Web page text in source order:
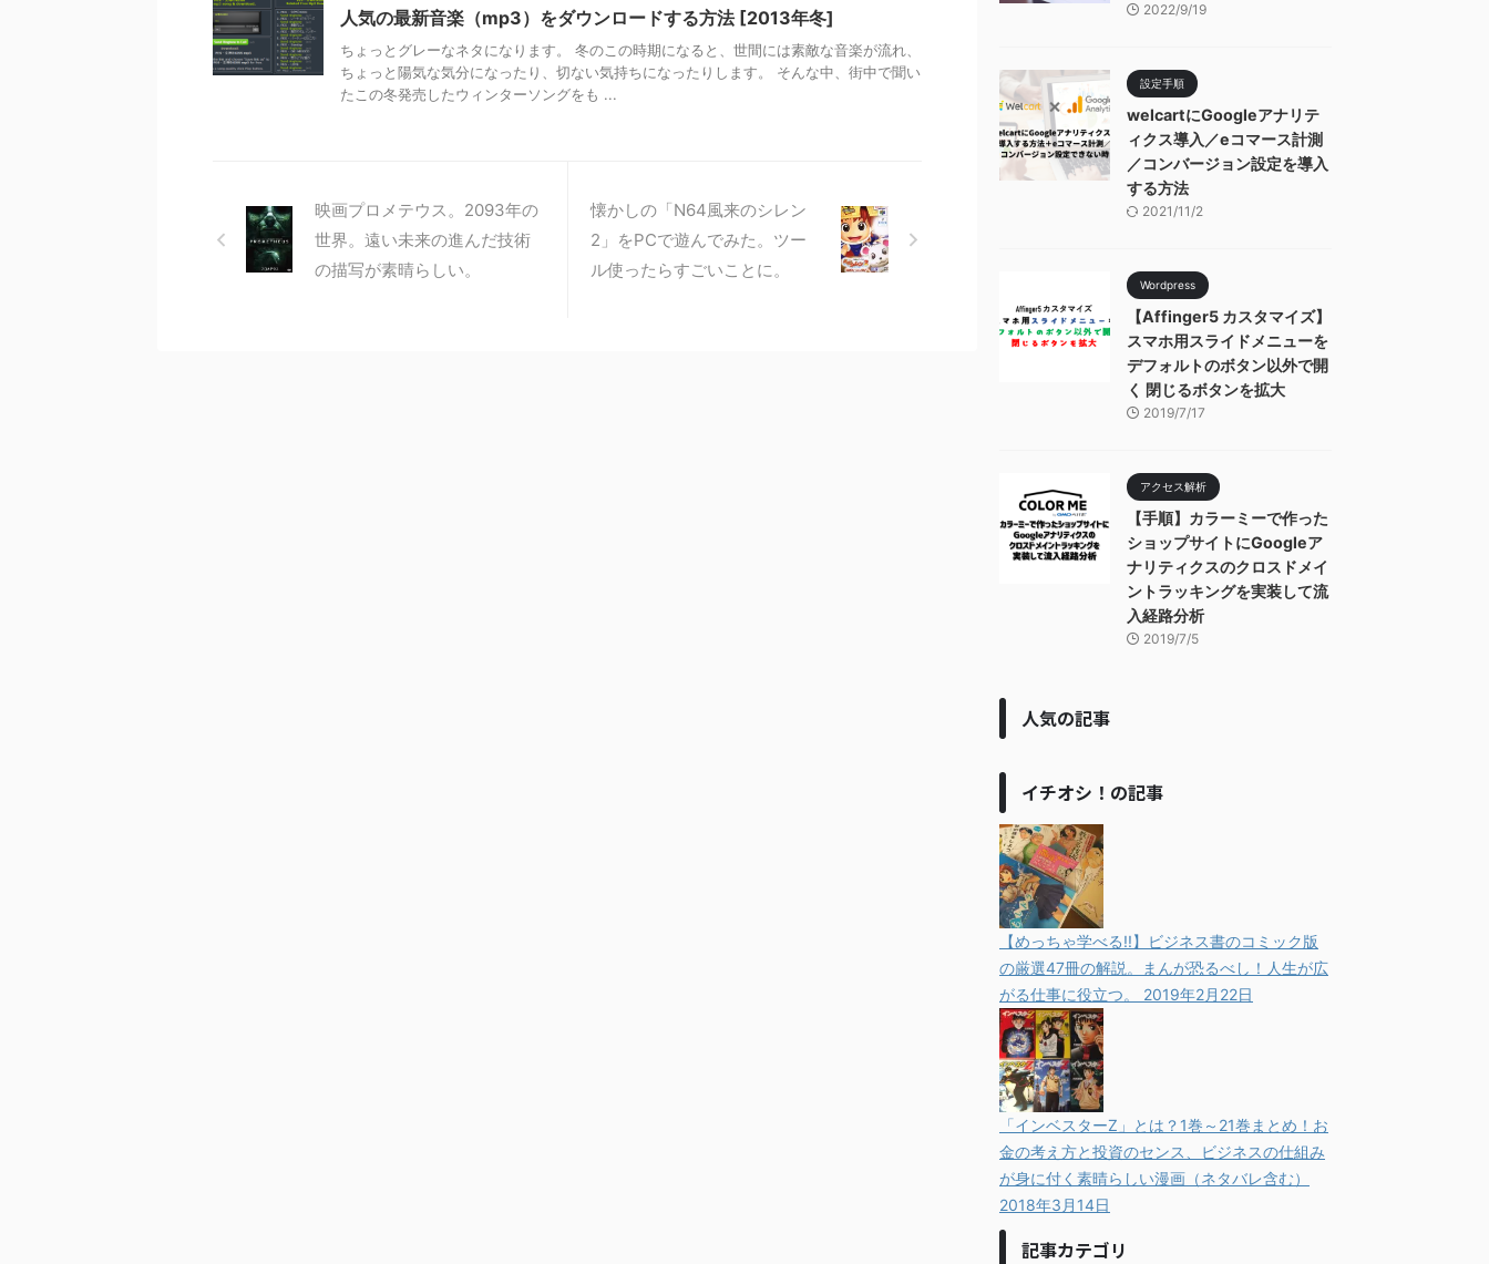
人気の最新音楽（mp3）をダウンロードする方法 [2013年冬]
ちょっとグレーなネタになります。 冬のこの時期になると、世間には素敵な音楽が流れ、
ちょっと陽気な気分になったり、切ない気持ちになったりします。 そんな中、街中で聞い
たこの冬発売したウィンターソングをも ...
映画プロメテウス。2093年の
世界。遠い未来の進んだ技術
の描写が素晴らしい。
懐かしの「N64風来のシレン
2」をPCで遊んでみた。ツー
ル使ったらすごいことに。
2022/9/19
設定手順
welcartにGoogleアナリテ
ィクス導入／eコマース計測
／コンバージョン設定を導入
する方法
2021/11/2
Wordpress
【Affinger5 カスタマイズ】
スマホ用スライドメニューを
デフォルトのボタン以外で開
く 閉じるボタンを拡大
2019/7/17
アクセス解析
【手順】カラーミーで作った
ショップサイトにGoogleア
ナリティクスのクロスドメイ
ントラッキングを実装して流
入経路分析
2019/7/5
人気の記事
イチオシ！の記事
【めっちゃ学べる!!】ビジネス書のコミック版
の厳選47冊の解説。まんが恐るべし！人生が広
がる仕事に役立つ。 2019年2月22日
「インベスターZ」とは？1巻～21巻まとめ！お
金の考え方と投資のセンス、ビジネスの仕組み
が身に付く素晴らしい漫画（ネタバレ含む）
2018年3月14日
記事カテゴリ